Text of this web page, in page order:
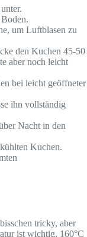
um Luftblasen zu
den Kuchen 45-50
aber noch leicht
bei leicht geöffneter
ihn vollständig
Nacht in den
Kuchen.
tricky, aber
ist wichtig, 160°C